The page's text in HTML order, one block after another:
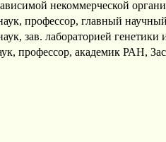
некоммерческой
профессор, главный
зав. лабораторией
профессор, академик